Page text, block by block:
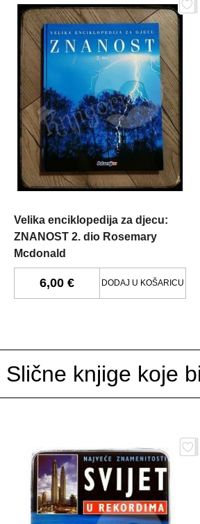
Velika enciklopedija za djecu:
ZNANOST 2. dio Rosemary
Mcdonald
6,00 € DODAJ U KOŠARICU
Slične knjige koje